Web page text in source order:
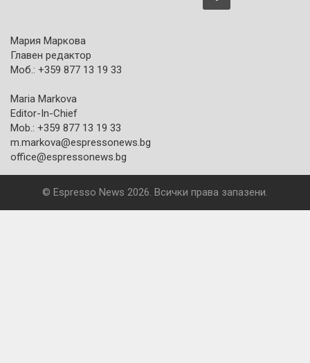
Мария Маркова
Главен редактор
Моб.: +359 877 13 19 33
Maria Markova
Editor-In-Chief
Mob.: +359 877 13 19 33
m.markova@espressonews.bg
office@espressonews.bg
© Espresso News 2026. Всички права запазени.